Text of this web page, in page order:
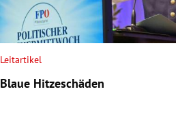
Leitartikel
Blaue Hitzeschäden